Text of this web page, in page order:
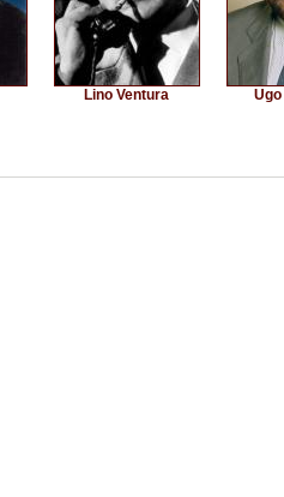
Lino Ventura